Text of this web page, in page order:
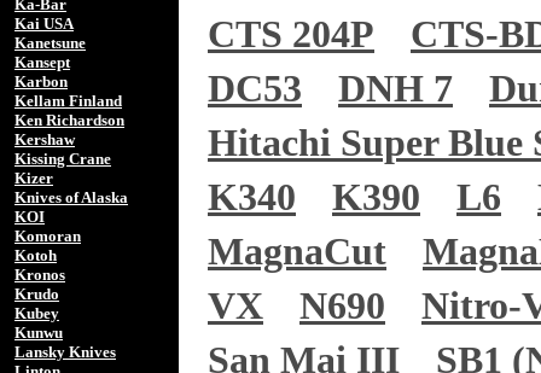
Ka-Bar
Kai USA
Kanetsune
Kansept
Karbon
Kellam Finland
Ken Richardson
Kershaw
Kissing Crane
Kizer
Knives of Alaska
KOI
Komoran
Kotoh
Kronos
Krudo
Kubey
Kunwu
Lansky Knives
CTS 204P
CTS-
DC53
DNH 7
Hitachi Super Blue
K340
K390 L6
MagnaCut
VX
N690
Nitro-
San Mai III
SB1